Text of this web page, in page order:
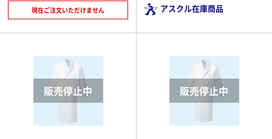
現在ご注文いただけません
アスクル在庫商品